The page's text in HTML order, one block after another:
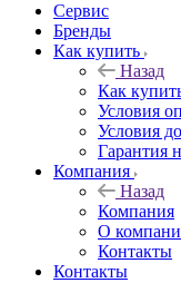
Сервис
Бренды
Как купить
Назад
Как
Условия
Условия
Гарантия
Компания
Назад
Компания
О
Контакты
Контакты